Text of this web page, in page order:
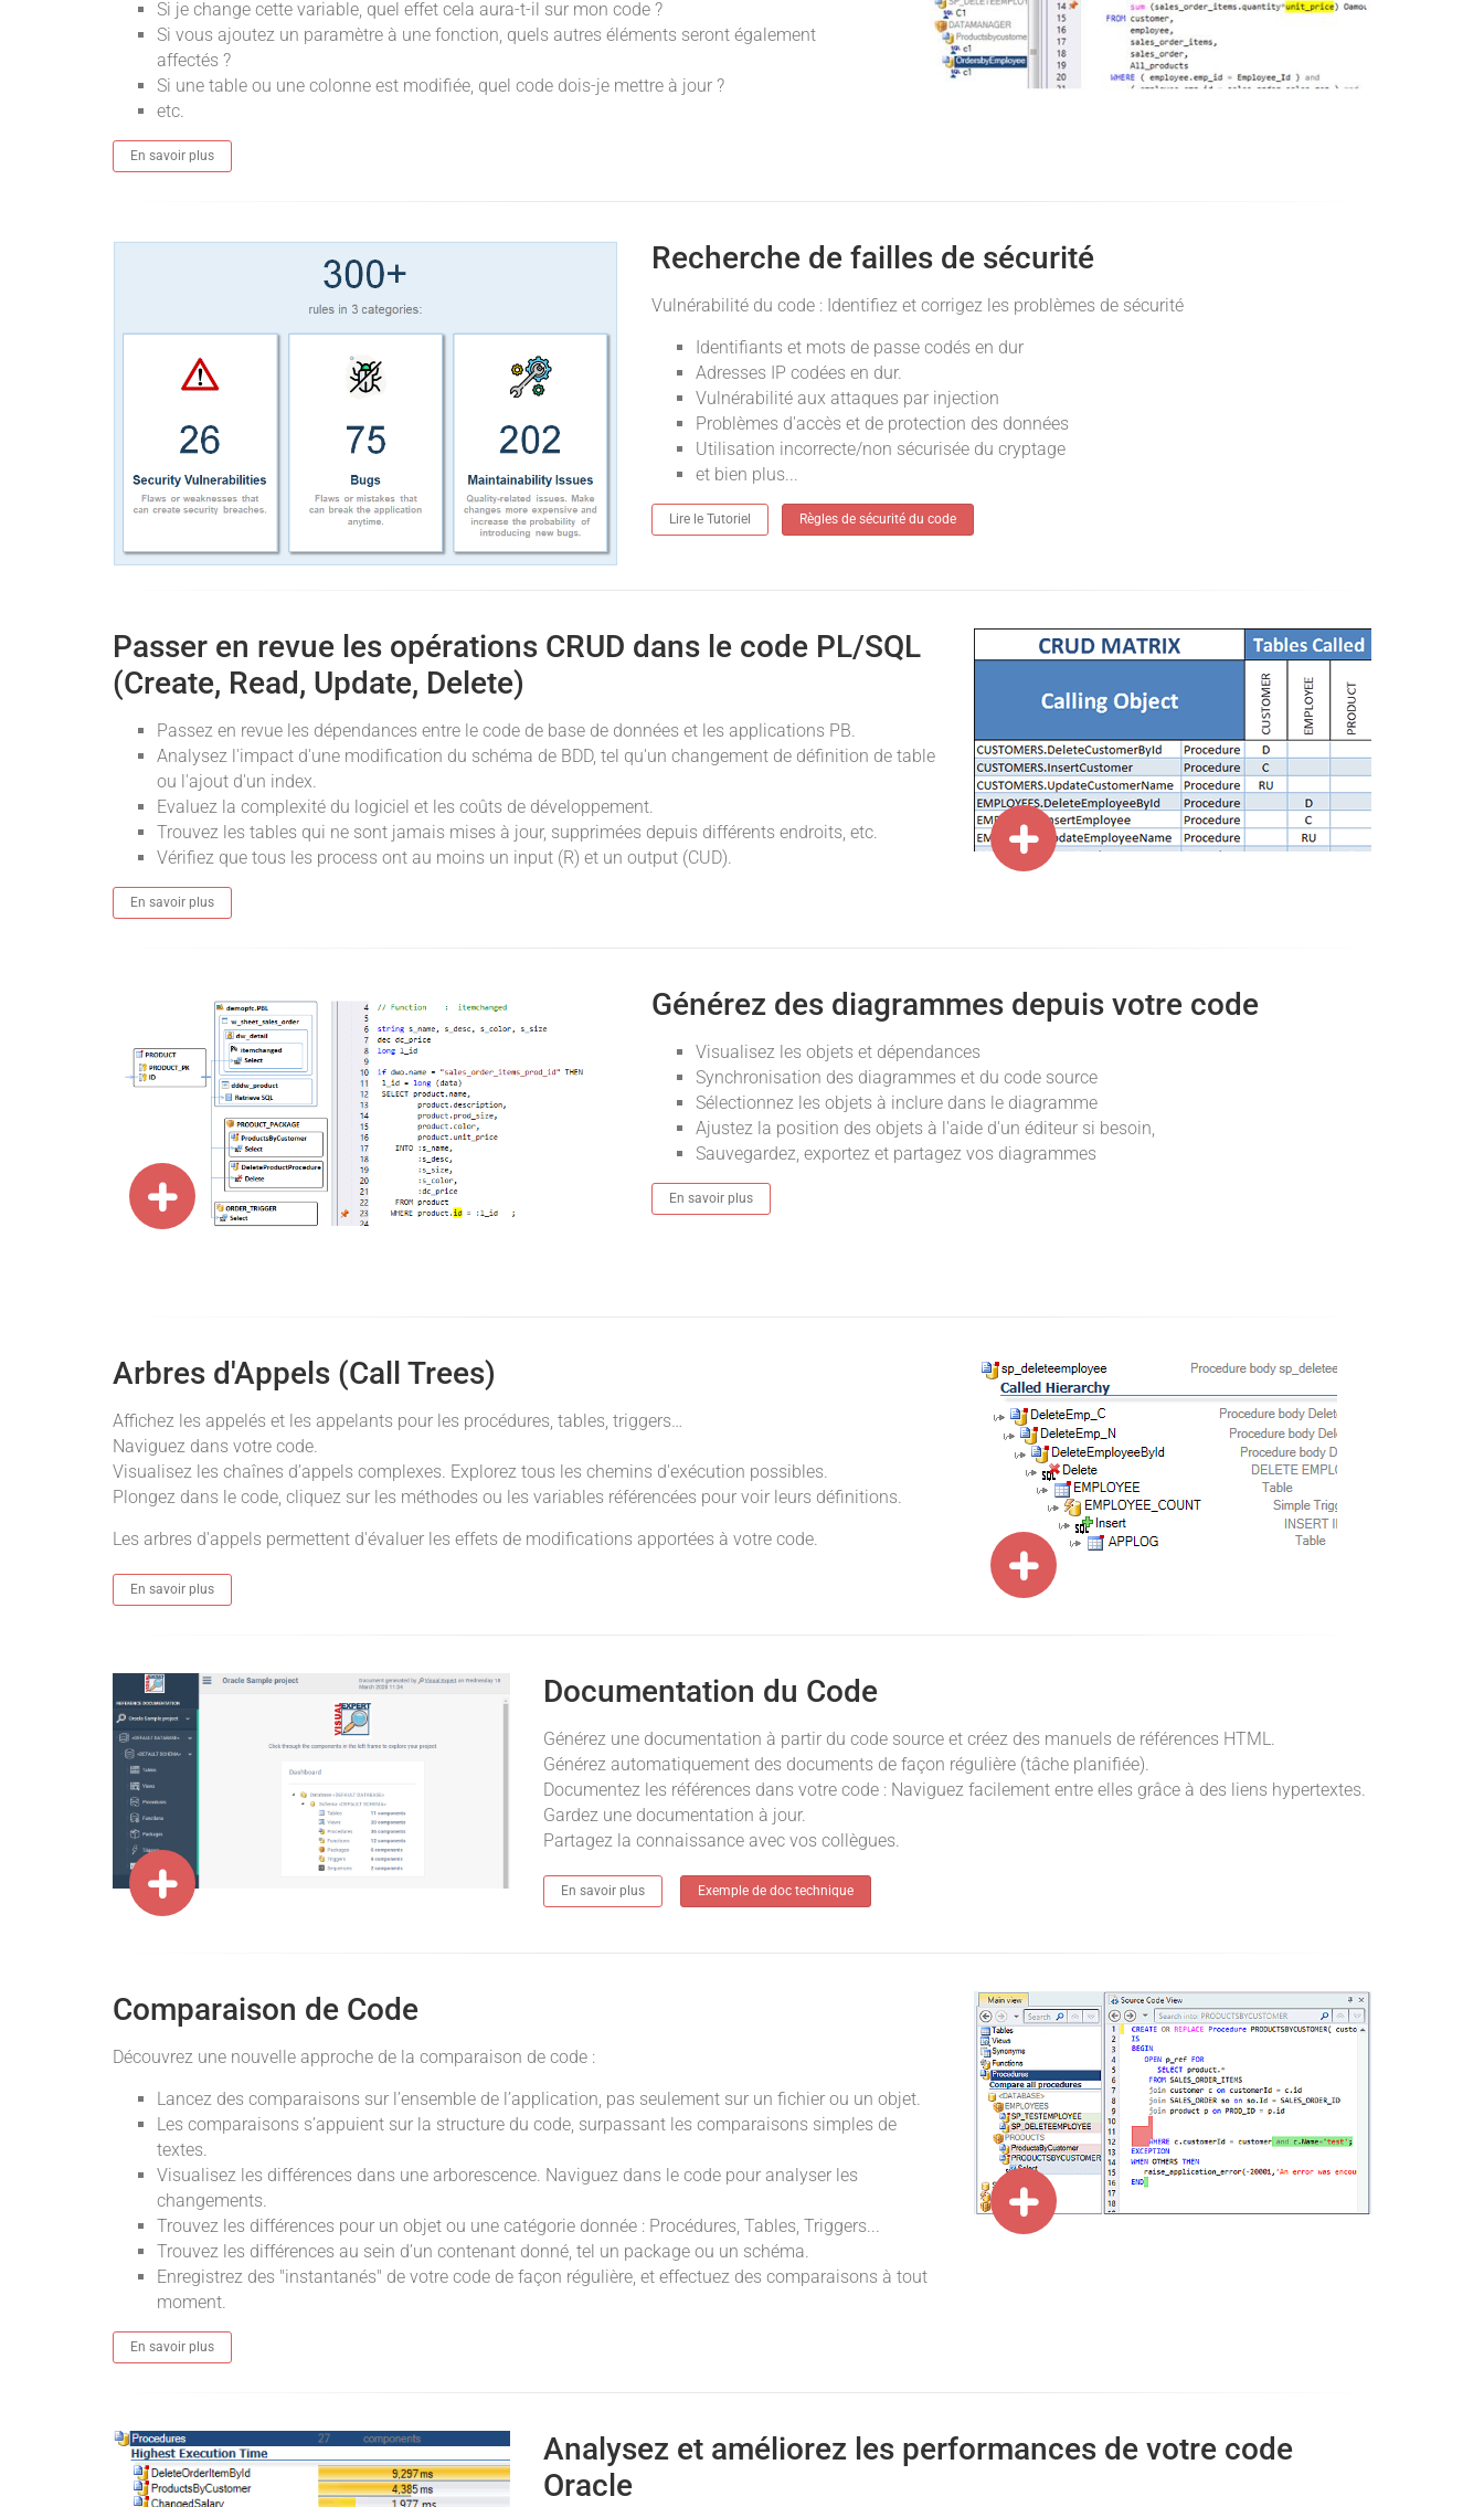
Si je change cette variable, quel effet cela aura-t-il sur mon code ?
Si vous ajoutez un paramètre à une fonction, quels autres éléments seront également
affectés ?
Si une table ou une colonne est modifiée, quel code dois-je mettre à jour ?
etc.
En savoir plus
Recherche de failles de sécurité
Vulnérabilité du code : Identifiez et corrigez les problèmes de sécurité
Identifiants et mots de passe codés en dur
Adresses IP codées en dur.
Vulnérabilité aux attaques par injection
Problèmes d'accès et de protection des données
Utilisation incorrecte/non sécurisée du cryptage
et bien plus...
Lire le Tutoriel Règles de sécurité du code
Passer en revue les opérations CRUD dans le code PL/SQL
(Create, Read, Update, Delete)
Passez en revue les dépendances entre le code de base de données et les applications PB.
Analysez l'impact d'une modification du schéma de BDD, tel qu'un changement de définition de table
ou l'ajout d'un index.
Evaluez la complexité du logiciel et les coûts de développement.
Trouvez les tables qui ne sont jamais mises à jour, supprimées depuis différents endroits, etc.
Vérifiez que tous les process ont au moins un input (R) et un output (CUD).
En savoir plus
Générez des diagrammes depuis votre code
Visualisez les objets et dépendances
Synchronisation des diagrammes et du code source
Sélectionnez les objets à inclure dans le diagramme
Ajustez la position des objets à l'aide d'un éditeur si besoin,
Sauvegardez, exportez et partagez vos diagrammes
En savoir plus
Arbres d'Appels (Call Trees)
Affichez les appelés et les appelants pour les procédures, tables, triggers…
Naviguez dans votre code.
Visualisez les chaînes d’appels complexes. Explorez tous les chemins d'exécution possibles.
Plongez dans le code, cliquez sur les méthodes ou les variables référencées pour voir leurs définitions.
Les arbres d'appels permettent d'évaluer les effets de modifications apportées à votre code.
En savoir plus
Documentation du Code
Générez une documentation à partir du code source et créez des manuels de références HTML.
Générez automatiquement des documents de façon régulière (tâche planifiée).
Documentez les références dans votre code : Naviguez facilement entre elles grâce à des liens hypertextes.
Gardez une documentation à jour.
Partagez la connaissance avec vos collègues.
En savoir plus Exemple de doc technique
Comparaison de Code
Découvrez une nouvelle approche de la comparaison de code :
Lancez des comparaisons sur l’ensemble de l’application, pas seulement sur un fichier ou un objet.
Les comparaisons s’appuient sur la structure du code, surpassant les comparaisons simples de
textes.
Visualisez les différences dans une arborescence. Naviguez dans le code pour analyser les
changements.
Trouvez les différences pour un objet ou une catégorie donnée : Procédures, Tables, Triggers...
Trouvez les différences au sein d’un contenant donné, tel un package ou un schéma.
Enregistrez des "instantanés" de votre code de façon régulière, et effectuez des comparaisons à tout
moment.
En savoir plus
Analysez et améliorez les performances de votre code
Oracle